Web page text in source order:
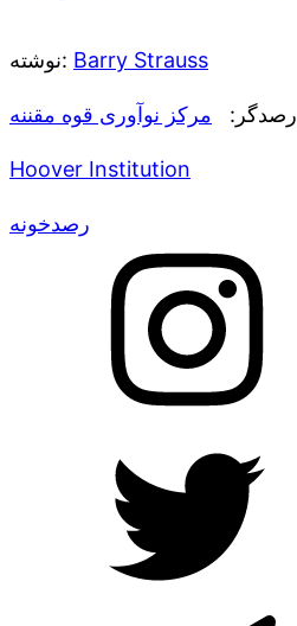
نوشته: Barry Strauss
رصدگر: مرکز نوآوری قوه مقننه
Hoover Institution
رصدخونه